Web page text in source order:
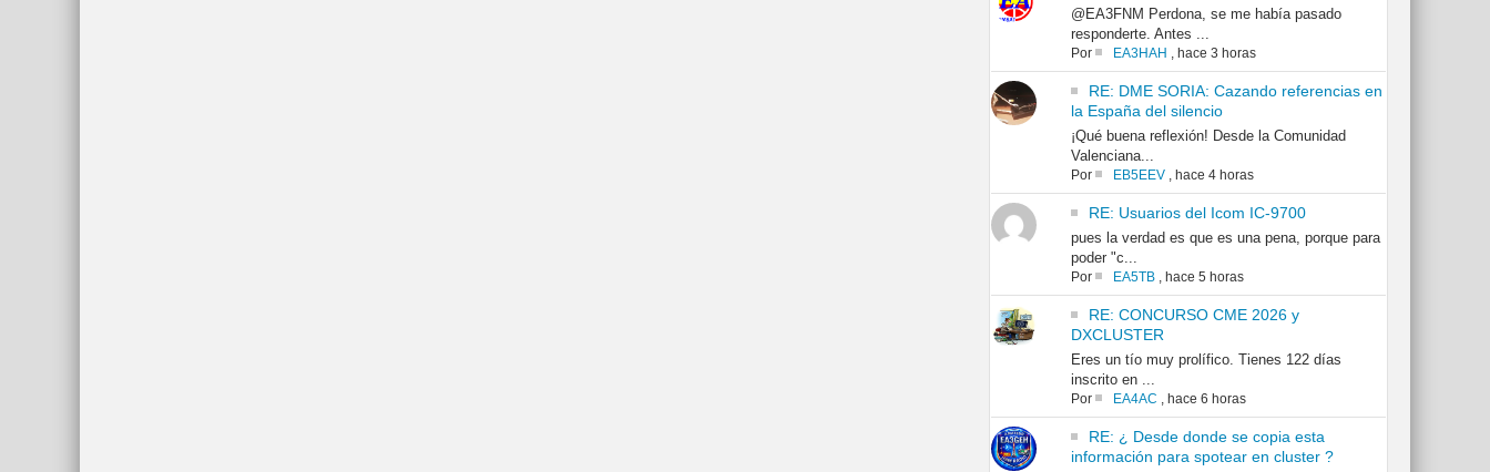
@EA3FNM Perdona, se me había pasado
responderte. Antes ...
Por EA3HAH , hace 3 horas
RE: DME SORIA: Cazando referencias en
la España del silencio
¡Qué buena reflexión! Desde la Comunidad
Valenciana...
Por EB5EEV, hace 4 horas
RE: Usuarios del Icom IC-9700
pues la verdad es que es una pena, porque para
poder "c...
Por EA5TB, hace 5 horas
RE: CONCURSO CME 2026 y
DXCLUSTER
Eres un tío muy prolífico. Tienes 122 días
inscrito en ...
Por EA4AC , hace 6 horas
RE: ¿ Desde donde se copia esta
información para spotear en cluster ?